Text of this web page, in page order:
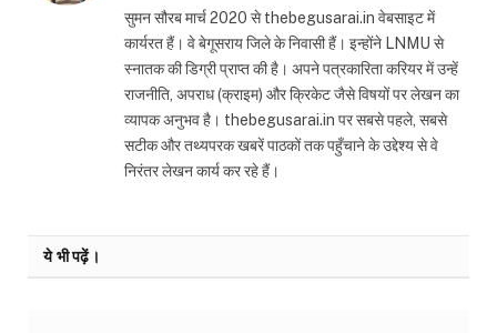
सुमन सौरब मार्च 2020 से thebegusarai.in वेबसाइट में
कार्यरत हैं। वे बेगूसराय जिले के निवासी हैं। इन्होंने LNMU से
स्नातक की डिग्री प्राप्त की है। अपने पत्रकारिता करियर में उन्हें
राजनीति, अपराध (क्राइम) और क्रिकेट जैसे विषयों पर लेखन का
व्यापक अनुभव है। thebegusarai.in पर सबसे पहले, सबसे
सटीक और तथ्यपरक खबरें पाठकों तक पहुँचाने के उद्देश्य से वे
निरंतर लेखन कार्य कर रहे हैं।
ये भी पढ़ें।